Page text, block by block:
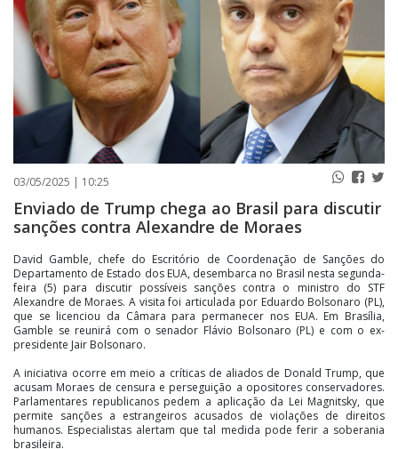
03/05/2025 | 10:25
Enviado de Trump chega ao Brasil para discutir
sanções contra Alexandre de Moraes
David Gamble, chefe do Escritório de Coordenação de Sanções do
Departamento de Estado dos EUA, desembarca no Brasil nesta segunda-
feira (5) para discutir possíveis sanções contra o ministro do STF
Alexandre de Moraes. A visita foi articulada por Eduardo Bolsonaro (PL),
que se licenciou da Câmara para permanecer nos EUA. Em Brasília,
Gamble se reunirá com o senador Flávio Bolsonaro (PL) e com o ex-
presidente Jair Bolsonaro.
A iniciativa ocorre em meio a críticas de aliados de Donald Trump, que
acusam Moraes de censura e perseguição a opositores conservadores.
Parlamentares republicanos pedem a aplicação da Lei Magnitsky, que
permite sanções a estrangeiros acusados de violações de direitos
humanos. Especialistas alertam que tal medida pode ferir a soberania
brasileira.